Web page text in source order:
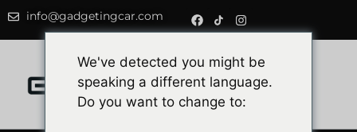
info@gadgetingcar.com
We've detected you might be
speaking a different language.
Do you want to change to: